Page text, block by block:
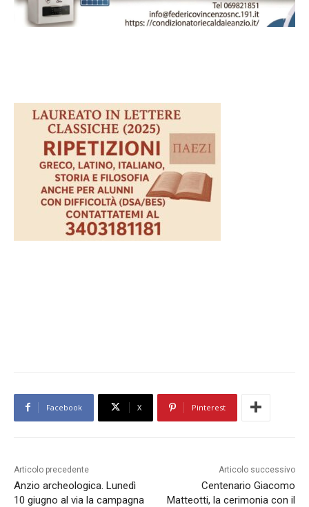
Facebook X Pinterest
Articolo precedente
Anzio archeologica. Lunedì
10 giugno al via la campagna
Articolo successivo
Centenario Giacomo
Matteotti, la cerimonia con il